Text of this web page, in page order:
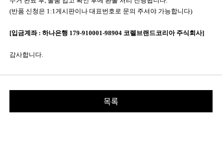
(반품 신청은 1:1게시판이나 대표번호로 문의 주셔야 가능합니다)
[입금계좌 : 하나은행 179-910001-98904 코렐브랜드코리아 주식회사]
감사합니다.
목록